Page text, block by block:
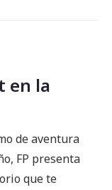
en la
de aventura
FP presenta
que te